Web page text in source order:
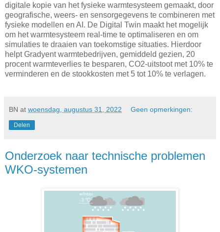
digitale kopie van het fysieke warmtesysteem gemaakt, door
geografische, weers- en sensorgegevens te combineren met
fysieke modellen en AI. De Digital Twin maakt het mogelijk
om het warmtesysteem real-time te optimaliseren en om
simulaties te draaien van toekomstige situaties. Hierdoor
helpt Gradyent warmtebedrijven, gemiddeld gezien, 20
procent warmteverlies te besparen, CO2-uitstoot met 10% te
verminderen en de stookkosten met 5 tot 10% te verlagen.
BN at woensdag, augustus 31, 2022 Geen opmerkingen:
Delen
Onderzoek naar technische problemen
WKO-systemen